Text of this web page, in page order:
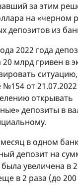
за этим
на «черном
депозитов из
2022 года
млрд гривен в
от
открывать
депозиты в
в одном
депозит на
увеличена в
в 2 раза (до